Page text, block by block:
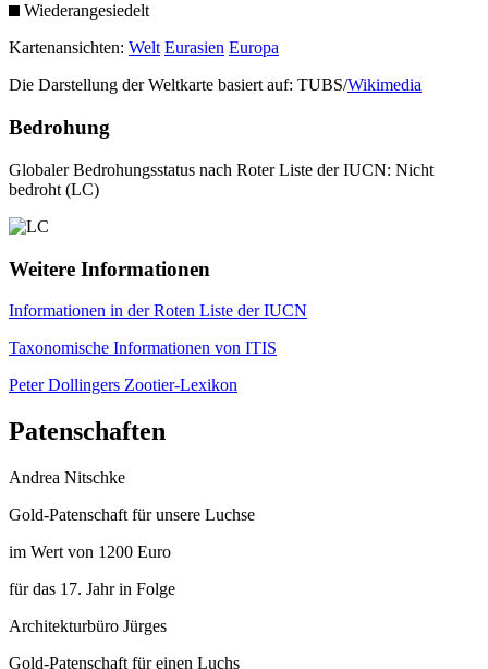
Wiederangesiedelt
Kartenansichten: Welt Eurasien Europa
Die Darstellung der Weltkarte basiert auf: TUBS/Wikimedia
Bedrohung
Globaler Bedrohungsstatus nach Roter Liste der IUCN: Nicht
bedroht (LC)
Weitere Informationen
Informationen in der Roten Liste der IUCN
Taxonomische Informationen von ITIS
Peter Dollingers Zootier-Lexikon
Patenschaften
Andrea Nitschke
Gold-Patenschaft für unsere Luchse
im Wert von 1200 Euro
für das 17. Jahr in Folge
Architekturbüro Jürges
Gold-Patenschaft für einen Luchs